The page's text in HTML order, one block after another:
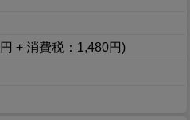
+ 消費税：1,480円)